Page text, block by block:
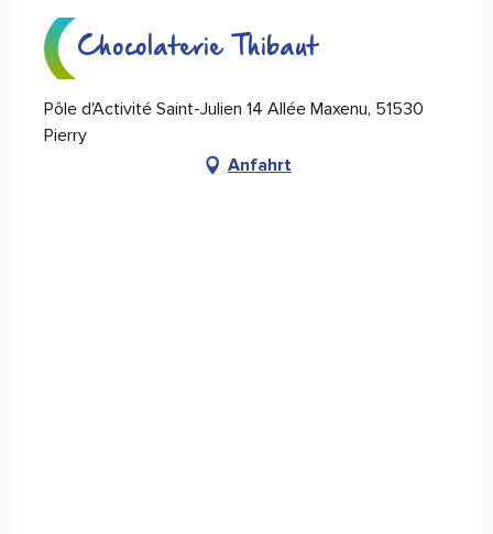
Chocolaterie Thibaut
Pôle d'Activité Saint-Julien 14 Allée Maxenu, 51530
Pierry
Anfahrt